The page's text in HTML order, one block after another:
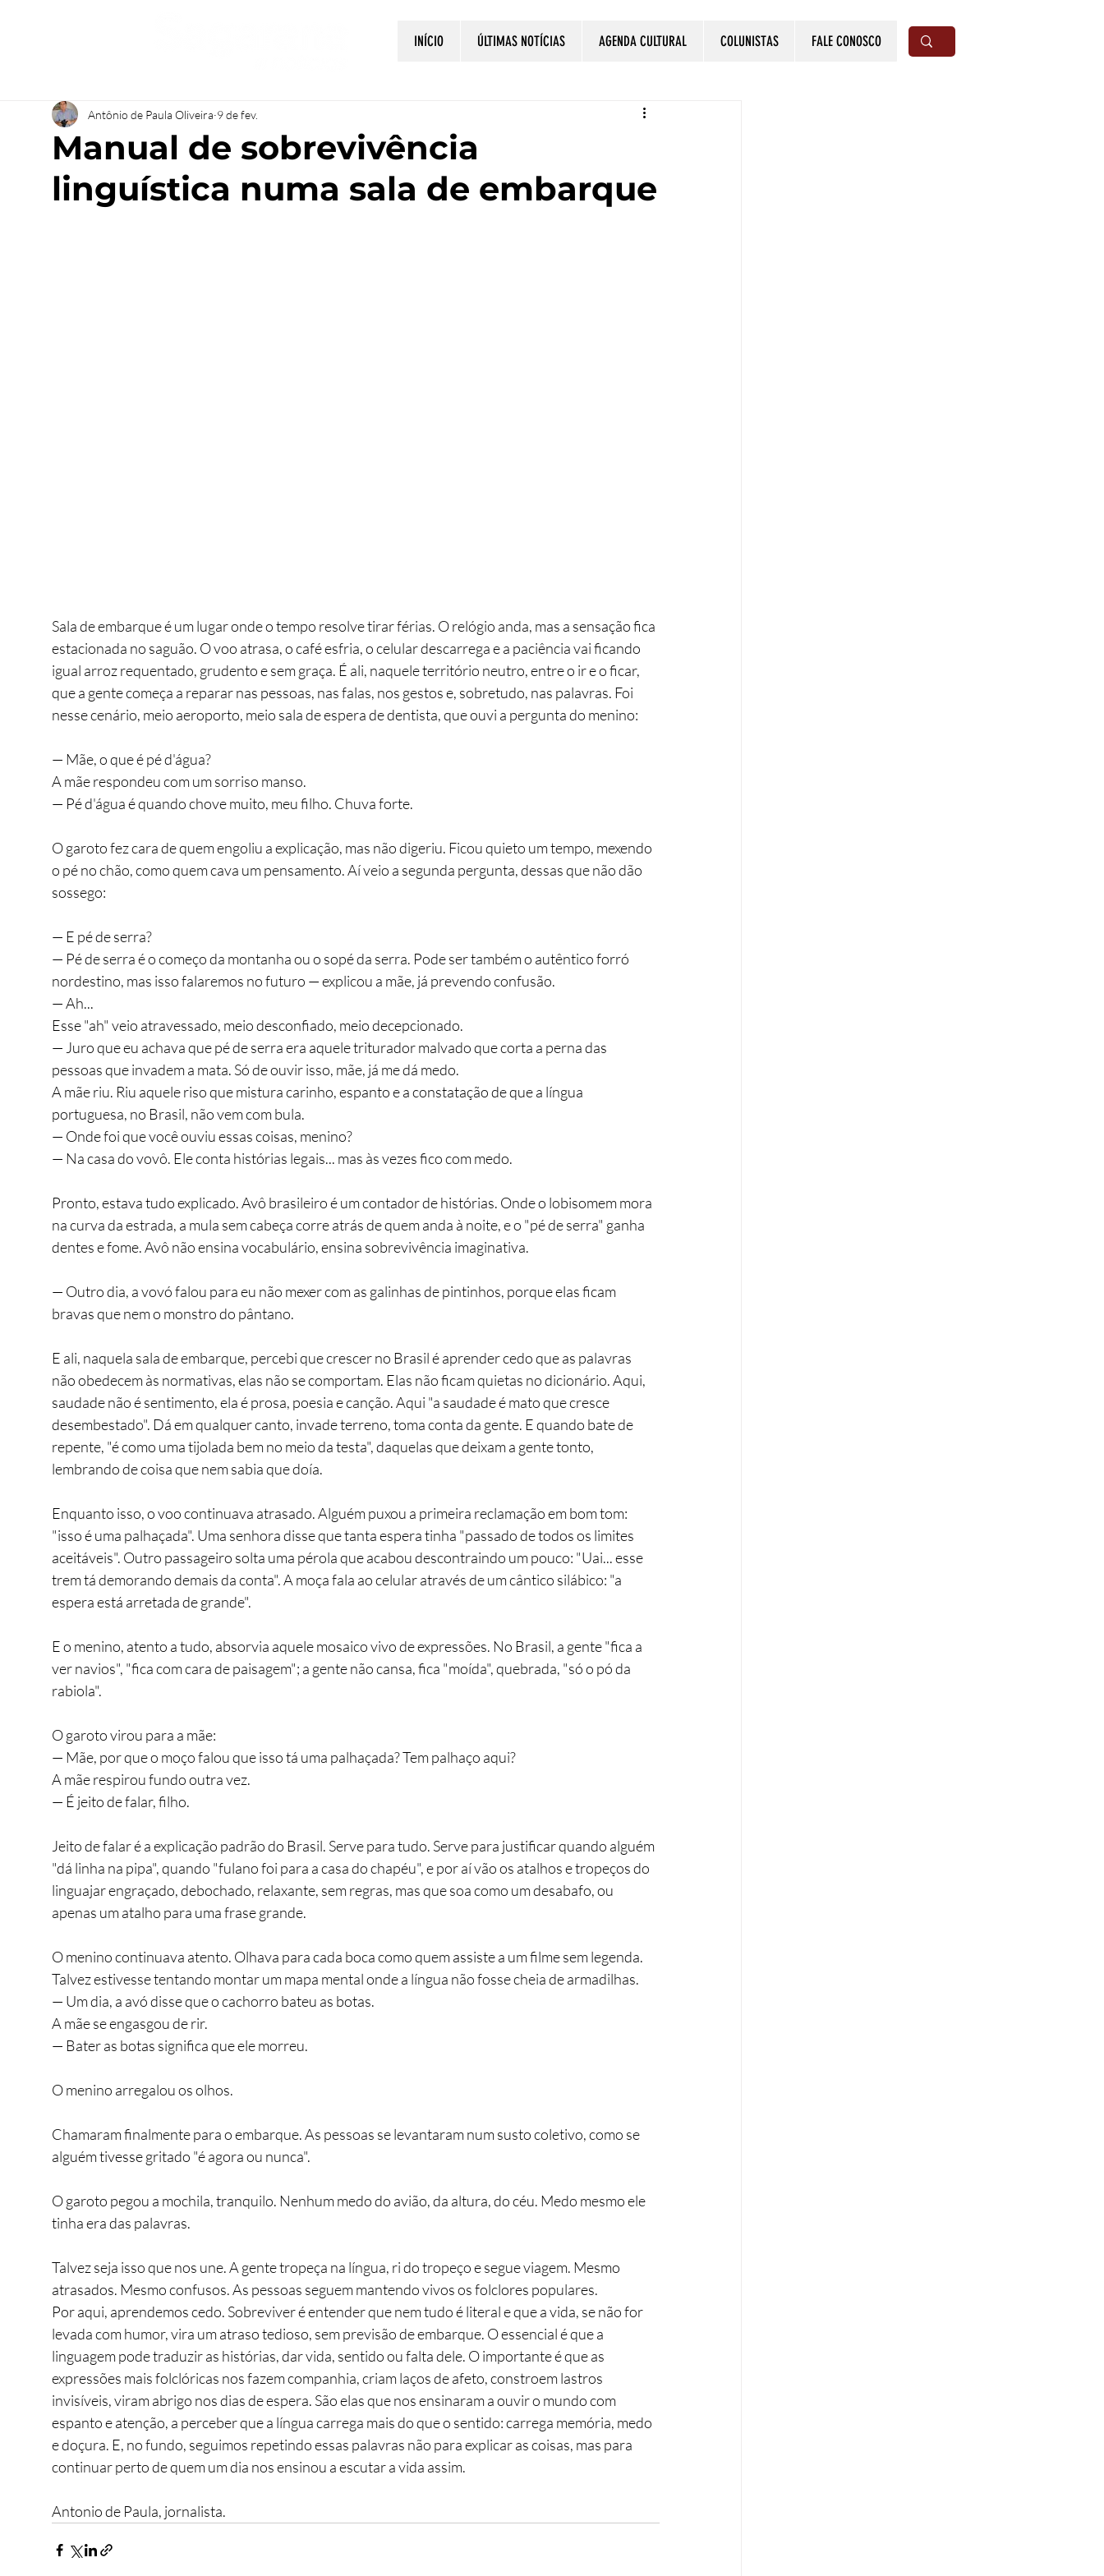
INÍCIO ÚLTIMAS NOTÍCIAS AGENDA CULTURAL COLUNISTAS FALE CONOSCO
Manual de sobrevivência
linguística numa sala de embarque
Antônio de Paula Oliveira 9 de fev.
Sala de embarque é um lugar onde o tempo resolve tirar férias. O relógio anda, mas a sensação fica
estacionada no saguão. O voo atrasa, o café esfria, o celular descarrega e a paciência vai ficando
igual arroz requentado, grudento e sem graça. É ali, naquele território neutro, entre o ir e o ficar,
que a gente começa a reparar nas pessoas, nas falas, nos gestos e, sobretudo, nas palavras. Foi
nesse cenário, meio aeroporto, meio sala de espera de dentista, que ouvi a pergunta do menino:
— Mãe, o que é pé d'água?
A mãe respondeu com um sorriso manso.
— Pé d'água é quando chove muito, meu filho. Chuva forte.
O garoto fez cara de quem engoliu a explicação, mas não digeriu. Ficou quieto um tempo, mexendo
o pé no chão, como quem cava um pensamento. Aí veio a segunda pergunta, dessas que não dão
sossego:
— E pé de serra?
— Pé de serra é o começo da montanha ou o sopé da serra. Pode ser também o autêntico forró
nordestino, mas isso falaremos no futuro — explicou a mãe, já prevendo confusão.
— Ah...
Esse "ah" veio atravessado, meio desconfiado, meio decepcionado.
— Juro que eu achava que pé de serra era aquele triturador malvado que corta a perna das
pessoas que invadem a mata. Só de ouvir isso, mãe, já me dá medo.
A mãe riu. Riu aquele riso que mistura carinho, espanto e a constatação de que a língua
portuguesa, no Brasil, não vem com bula.
— Onde foi que você ouviu essas coisas, menino?
— Na casa do vovô. Ele conta histórias legais... mas às vezes fico com medo.
Pronto, estava tudo explicado. Avô brasileiro é um contador de histórias. Onde o lobisomem mora
na curva da estrada, a mula sem cabeça corre atrás de quem anda à noite, e o "pé de serra" ganha
dentes e fome. Avô não ensina vocabulário, ensina sobrevivência imaginativa.
— Outro dia, a vovó falou para eu não mexer com as galinhas de pintinhos, porque elas ficam
bravas que nem o monstro do pântano.
E ali, naquela sala de embarque, percebi que crescer no Brasil é aprender cedo que as palavras
não obedecem às normativas, elas não se comportam. Elas não ficam quietas no dicionário. Aqui,
saudade não é sentimento, ela é prosa, poesia e canção. Aqui "a saudade é mato que cresce
desembestado". Dá em qualquer canto, invade terreno, toma conta da gente. E quando bate de
repente, "é como uma tijolada bem no meio da testa", daquelas que deixam a gente tonto,
lembrando de coisa que nem sabia que doía.
Enquanto isso, o voo continuava atrasado. Alguém puxou a primeira reclamação em bom tom:
"isso é uma palhaçada". Uma senhora disse que tanta espera tinha "passado de todos os limites
aceitáveis". Outro passageiro solta uma pérola que acabou descontraindo um pouco: "Uai... esse
trem tá demorando demais da conta". A moça fala ao celular através de um cântico silábico: "a
espera está arretada de grande".
E o menino, atento a tudo, absorvia aquele mosaico vivo de expressões. No Brasil, a gente "fica a
ver navios", "fica com cara de paisagem"; a gente não cansa, fica "moída", quebrada, "só o pó da
rabiola".
O garoto virou para a mãe:
— Mãe, por que o moço falou que isso tá uma palhaçada? Tem palhaço aqui?
A mãe respirou fundo outra vez.
— É jeito de falar, filho.
Jeito de falar é a explicação padrão do Brasil. Serve para tudo. Serve para justificar quando alguém
"dá linha na pipa", quando "fulano foi para a casa do chapéu", e por aí vão os atalhos e tropeços do
linguajar engraçado, debochado, relaxante, sem regras, mas que soa como um desabafo, ou
apenas um atalho para uma frase grande.
O menino continuava atento. Olhava para cada boca como quem assiste a um filme sem legenda.
Talvez estivesse tentando montar um mapa mental onde a língua não fosse cheia de armadilhas.
— Um dia, a avó disse que o cachorro bateu as botas.
A mãe se engasgou de rir.
— Bater as botas significa que ele morreu.
O menino arregalou os olhos.
Chamaram finalmente para o embarque. As pessoas se levantaram num susto coletivo, como se
alguém tivesse gritado "é agora ou nunca".
O garoto pegou a mochila, tranquilo. Nenhum medo do avião, da altura, do céu. Medo mesmo ele
tinha era das palavras.
Talvez seja isso que nos une. A gente tropeça na língua, ri do tropeço e segue viagem. Mesmo
atrasados. Mesmo confusos. As pessoas seguem mantendo vivos os folclores populares.
Por aqui, aprendemos cedo. Sobreviver é entender que nem tudo é literal e que a vida, se não for
levada com humor, vira um atraso tedioso, sem previsão de embarque. O essencial é que a
linguagem pode traduzir as histórias, dar vida, sentido ou falta dele. O importante é que as
expressões mais folclóricas nos fazem companhia, criam laços de afeto, constroem lastros
invisíveis, viram abrigo nos dias de espera. São elas que nos ensinaram a ouvir o mundo com
espanto e atenção, a perceber que a língua carrega mais do que o sentido: carrega memória, medo
e doçura. E, no fundo, seguimos repetindo essas palavras não para explicar as coisas, mas para
continuar perto de quem um dia nos ensinou a escutar a vida assim.
Antonio de Paula, jornalista.